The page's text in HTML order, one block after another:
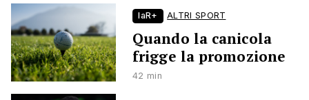
laR+ ALTRI SPORT
Quando la canicola
frigge la promozione
42 min